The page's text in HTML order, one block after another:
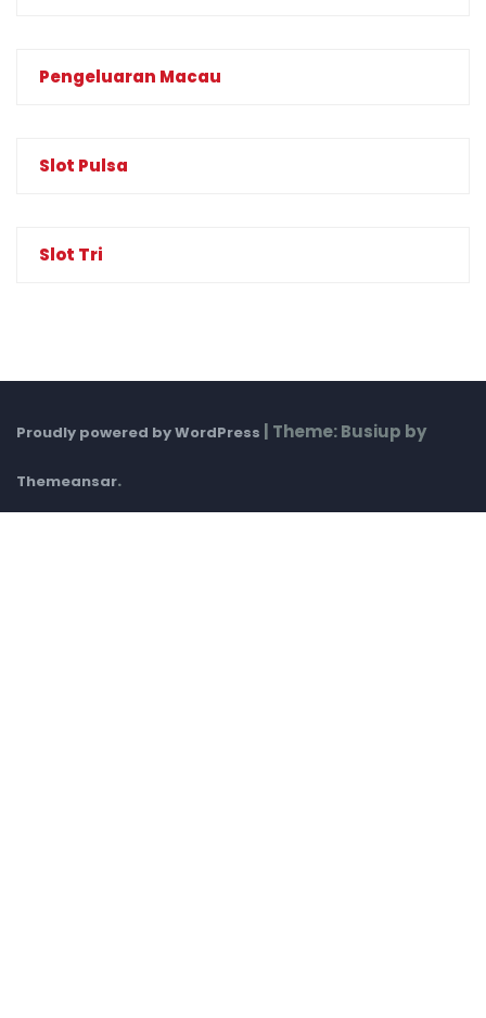
Pengeluaran Macau
Slot Pulsa
Slot Tri
Proudly powered by WordPress | Theme: Busiup by
Themeansar.